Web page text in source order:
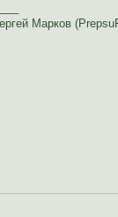
Марков